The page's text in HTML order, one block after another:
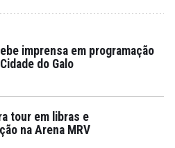
imprensa em programação
do Galo
tour em libras e
na Arena MRV